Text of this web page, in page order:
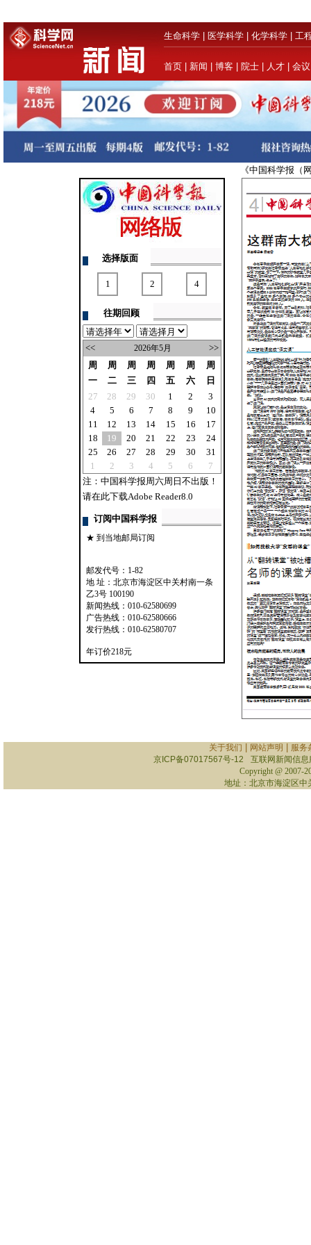
生命科学 医学科学 化学科学 工
首页 新闻 博客 院士 人才 会议
《中国科学
选择版面
1 2 4
往期回顾
<< 2026年5月
>>
周
一
周
二
周
三
周
四
周
五
周
六
周
日
27
28 29 30 1 2
3
4
5 6 7 8 9
10
11
12 13 14 15 16
17
18
19 20 21 22 23
24
25
26 27 28 29 30
31
1
2 3 4 5 6
7
注：中国科学报周六周日不出版！
请在此下载Adobe Reader8.0
订阅中国科学报
★ 到当地邮局订阅
邮发代号：1-82
地 址：北京市海淀区中关村南一条
乙3号 100190
新闻热线：010-62580699
广告热线：010-62580666
发行热线：010-62580707
年订价218元
关于我们 | 网站声明 | 服务
京ICP备07017567号-12
互联网新闻信
Copyright @ 2007-
地址：北京市海淀区中